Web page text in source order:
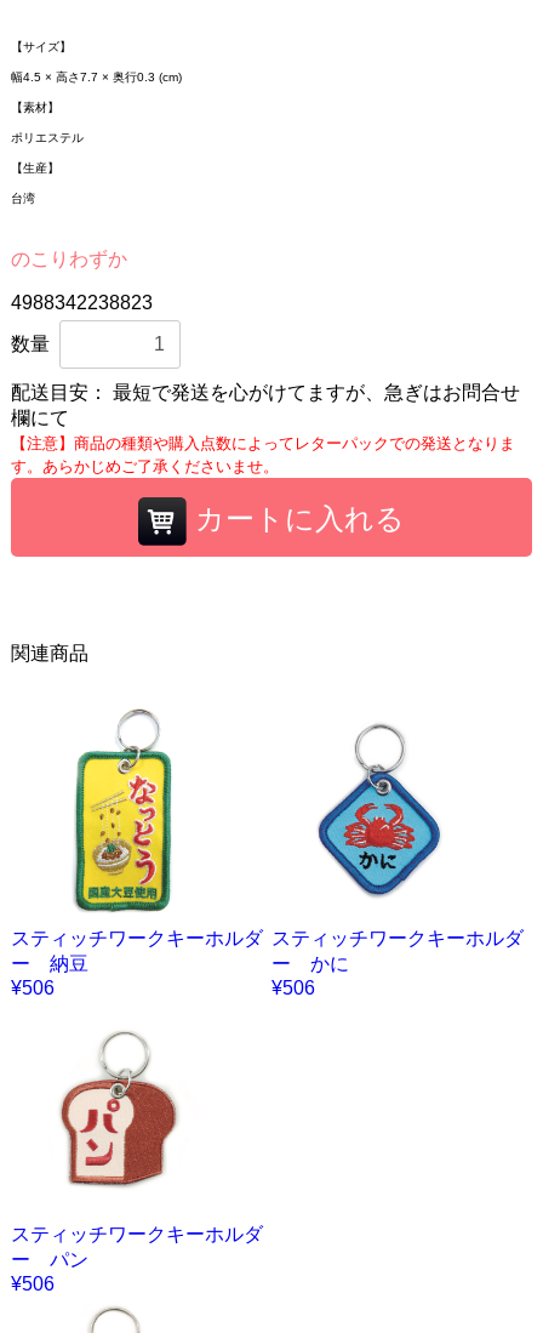
【サイズ】
幅4.5 × 高さ7.7 × 奥行0.3 (cm)
【素材】
ポリエステル
【生産】
台湾
のこりわずか
4988342238823
数量
配送目安： 最短で発送を心がけてますが、急ぎはお問合せ
欄にて
【注意】商品の種類や購入点数によってレターパックでの発送となりま
す。あらかじめご了承くださいませ。
カートに入れる
関連商品
スティッチワークキーホルダ
ー 納豆
¥506
スティッチワークキーホルダ
ー かに
¥506
スティッチワークキーホルダ
ー パン
¥506